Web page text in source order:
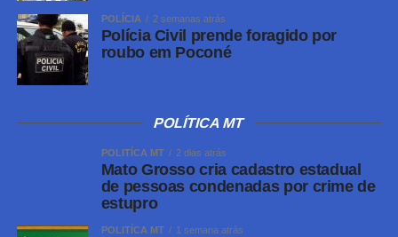
Twitter
Messenger
LinkedIn
POLÍCIA 2 semanas atrás
Polícia Civil prende foragido por
roubo em Poconé
POLÍTICA MT
POLITÍCA MT 2 dias atrás
Mato Grosso cria cadastro estadual
de pessoas condenadas por crime de
estupro
POLITÍCA MT 1 semana atrás